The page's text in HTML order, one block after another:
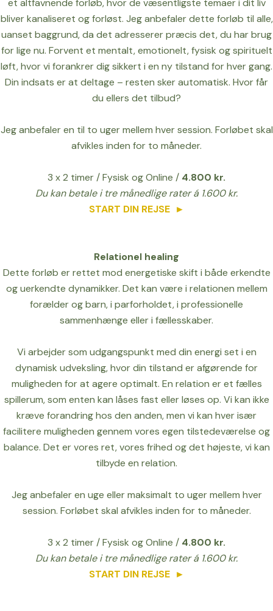
et altfavnende forløb, hvor de væsentligste temaer i dit liv
bliver kanaliseret og forløst. Jeg anbefaler dette forløb til alle,
uanset baggrund, da det adresserer præcis det, du har brug
for lige nu. Forvent et mentalt, emotionelt, fysisk og spirituelt
løft, hvor vi forankrer dig sikkert i en ny tilstand for hver gang.
Din indsats er at deltage – resten sker automatisk. Hvor får
du ellers det tilbud?
Jeg anbefaler en til to uger mellem hver session. Forløbet skal
afvikles inden for to måneder.
3 x 2 timer / Fysisk og Online / 4.800 kr.
Du kan betale i tre månedlige rater á 1.600 kr.
START DIN REJSE ►
Relationel healing
Dette forløb er rettet mod energetiske skift i både erkendte
og uerkendte dynamikker. Det kan være i relationen mellem
forælder og barn, i parforholdet, i professionelle
sammenhænge eller i fællesskaber.
Vi arbejder som udgangspunkt med din energi set i en
dynamisk udveksling, hvor din tilstand er afgørende for
muligheden for at agere optimalt. En relation er et fælles
spillerum, som enten kan låses fast eller løses op. Vi kan ikke
kræve forandring hos den anden, men vi kan hver især
facilitere muligheden gennem vores egen tilstedeværelse og
balance. Det er vores ret, vores frihed og det højeste, vi kan
tilbyde en relation.
Jeg anbefaler en uge eller maksimalt to uger mellem hver
session. Forløbet skal afvikles inden for to måneder.
3 x 2 timer / Fysisk og Online / 4.800 kr.
Du kan betale i tre månedlige rater á 1.600 kr.
START DIN REJSE ►